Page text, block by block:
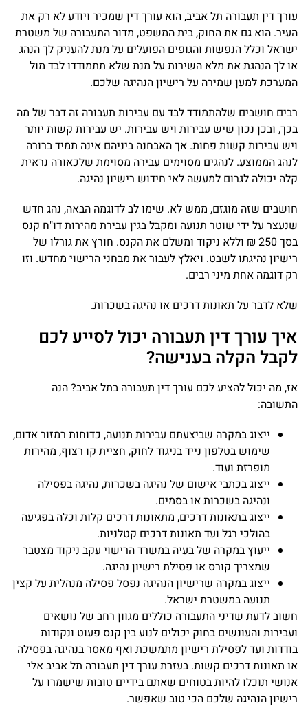
עורך דין תעבורה תל אביב, הוא עורך דין שמכיר ויודע לא רק את
העיר. הוא גם את החוק, בית המשפט, מדור התעבורה של משטרת
ישראל וכלל הנפשות והגופים הפועלים על מנת להעניק לך הנהג
או לך הנהגת את מלא השירות על מנת שלא תתמודדו לבד מול
המערכת למען שמירה על רישיון הנהיגה שלכם.
רבים חושבים שלהתמודד לבד עם עבירות תעבורה זה דבר של מה
בכך, ובכן נכון שיש עבירות ויש עבירות. יש עבירות קשות יותר
ויש עבירות קשות פחות. אך האבחנה ביניהם אינה תמיד ברורה
לנהג הממוצע. לנהגים מסוימים עבירה מסוימת שלכאורה נראית
קלה יכולה לגרום למעשה לאי חידוש רישיון נהיגה.
חושבים שזה מוגזם, ממש לא. שימו לב לדוגמה הבאה, נהג חדש
שנעצר על ידי שוטר תנועה ומקבל בגין עבירת מהירות דו"ח קנס
בסך 250 ₪ וללא ניקוד ומשלם את הקנס. חורץ את גורלו של
רישיון נהיגתו לשבט. ויאלץ לעבור את מבחני הרישוי מחדש. וזו
רק דוגמה אחת מיני רבים.
שלא לדבר על תאונות דרכים או נהיגה בשכרות.
איך עורך דין תעבורה יכול לסייע לכם
לקבל הקלה בענישה?
אז, מה יכול להציע לכם עורך דין תעבורה בתל אביב? הנה
התשובה:
ייצוג במקרה שביצעתם עבירות תנועה, כדוחות רמזור אדום,
שימוש בטלפון נייד בניגוד לחוק, חציית קו רצוף, מהירות
מופרזת ועוד.
ייצוג בכתבי אישום של נהיגה בשכרות, נהיגה בפסילה
ונהיגה בשכרות או בסמים.
ייצוג בתאונות דרכים, מתאונות דרכים קלות וכלה בפגיעה
בהולכי רגל ועד תאונות דרכים קטלניות.
ייעוץ במקרה של בעיה במשרד הרישוי עקב ניקוד מצטבר
שמצריך קורס או פסילת רישיון נהיגה.
ייצוג במקרה שרישיון הנהיגה נפסל פסילה מנהלית על קצין
תנועה במשטרת ישראל.
חשוב לדעת שדיני התעבורה כוללים מגוון רחב של נושאים
ועבירות והעונשים בחוק יכולים לנוע בין קנס פעוט ונקודות
בודדות ועד לפסילת רישיון מתמשכת ואף מאסר בנהיגה בפסילה
או תאונות דרכים קשות. בעזרת עורך דין תעבורה תל אביב אלי
אנושי תוכלו להיות בטוחים שאתם בידיים טובות שישמרו על
רישיון הנהיגה שלכם הכי טוב שאפשר.